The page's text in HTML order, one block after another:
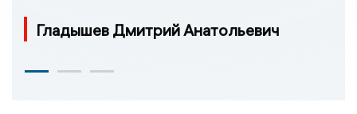
Гладышев Дмитрий Анатольевич